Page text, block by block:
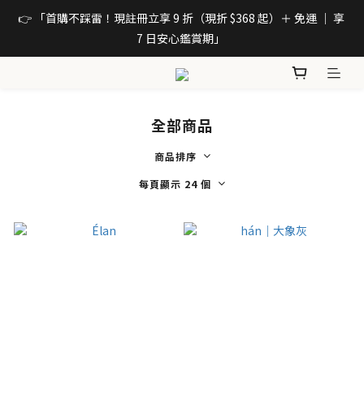
👉 「首購不踩雷！現註冊立享 9 折（現折 $368 起）＋ 免運 ｜ 享
7 日安心鑑賞期」
全部商品
商品排序
每頁顯示 24 個